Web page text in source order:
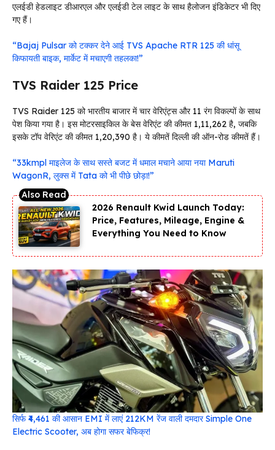
एलईडी हेडलाइट डीआरएल और एलईडी टेल लाइट के साथ हैलोजन इंडिकेटर भी दिए
गए हैं।
“Bajaj Pulsar को टक्कर देने आई TVS Apache RTR 125 की धांसू
किफायती बाइक, मार्केट में मचाएगी तहलका!”
TVS Raider 125 Price
TVS Raider 125 को भारतीय बाजार में चार वेरिएंट्स और 11 रंग विकल्पों के साथ
पेश किया गया है। इस मोटरसाइकिल के बेस वेरिएंट की कीमत ₹1,11,262 है, जबकि
इसके टॉप वेरिएंट की कीमत ₹1,20,390 है। ये कीमतें दिल्ली की ऑन-रोड कीमतें हैं।
“33kmpl माइलेज के साथ सस्ते बजट में धमाल मचाने आया नया Maruti
WagonR, लुक्स में Tata को भी पीछे छोड़ा!”
2026 Renault Kwid Launch Today:
Price, Features, Mileage, Engine &
Everything You Need to Know
सिर्फ ₹4,461 की आसान EMI में लाएं 212KM रेंज वाली दमदार Simple One
Electric Scooter, अब होगा सफर बेफिक्र!